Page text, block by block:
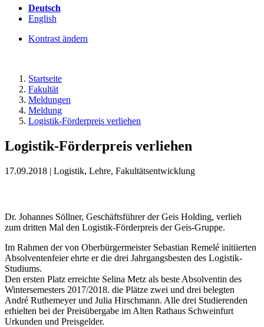
Deutsch
English
Kontrast ändern
Startseite
Fakultät
Meldungen
Meldung
Logistik-Förderpreis verliehen
Logistik-Förderpreis verliehen
17.09.2018 | Logistik, Lehre, Fakultätsentwicklung
Dr. Johannes Söllner, Geschäftsführer der Geis Holding, verlieh
zum dritten Mal den Logistik-Förderpreis der Geis-Gruppe.
Im Rahmen der von Oberbürgermeister Sebastian Remelé initiierten
Absolventenfeier ehrte er die drei Jahrgangsbesten des Logistik-
Studiums.
Den ersten Platz erreichte Selina Metz als beste Absolventin des
Wintersemesters 2017/2018. die Plätze zwei und drei belegten
André Ruthemeyer und Julia Hirschmann. Alle drei Studierenden
erhielten bei der Preisübergabe im Alten Rathaus Schweinfurt
Urkunden und Preisgelder.